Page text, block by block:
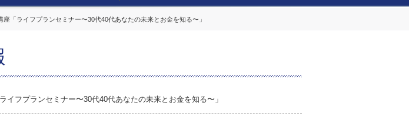
座「ライフプランセミナー〜30代40代あなたの未来とお金を知る〜」
イフプランセミナー〜30代40代あなたの未来とお金を知る〜」